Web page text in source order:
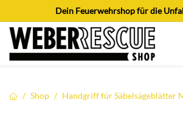
Zum Inhalt springenDein Feuerwehrshop für die
Shop Handgriff für Säbelsägeblätter